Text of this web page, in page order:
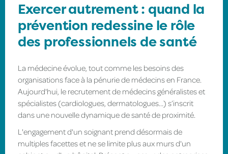
Exercer autrement : quand la
prévention redessine le rôle
des professionnels de santé
La médecine évolue, tout comme les besoins des
organisations face à la pénurie de médecins en France.
Aujourd'hui, le recrutement de médecins généralistes et
spécialistes (cardiologues, dermatologues…) s’inscrit
dans une nouvelle dynamique de santé de proximité.
L'engagement d'un soignant prend désormais de
multiples facettes et ne se limite plus aux murs d'un